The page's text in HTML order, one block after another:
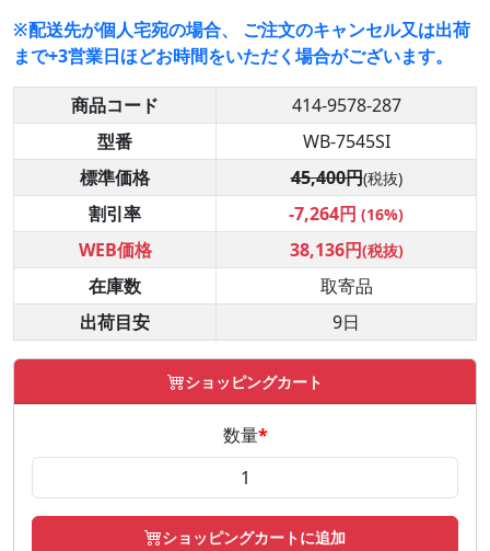
※配送先が個人宅宛の場合、 ご注文のキャンセル又は出荷
まで+3営業日ほどお時間をいただく場合がございます。
商品コード
414-9578-287
型番
WB-7545SI
標準価格
45,400円(税抜)
割引率 -7,264円 (16%)
WEB価格 38,136円(税抜)
在庫数
取寄品
出荷目安
9日
ショッピングカート
数量*
ショッピングカートに追加